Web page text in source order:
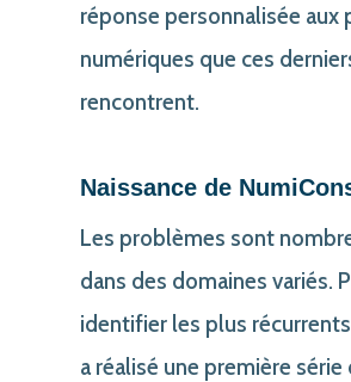
réponse personnalisée aux
numériques que ces
rencontrent.
Naissance de
Les problèmes sont
dans des domaines variés.
identifier les plus
a réalisé une première série